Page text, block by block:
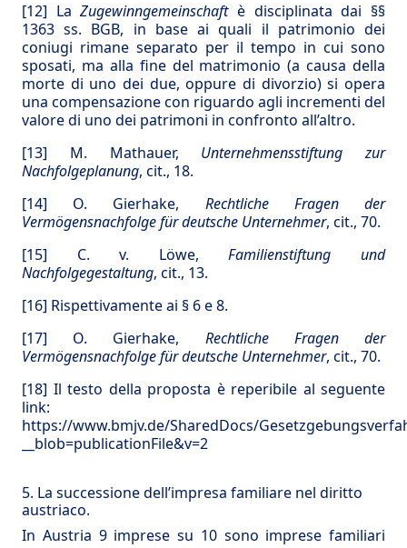
[12] LaZugewinngemeinschaftè disciplinata dai §§
1363 ss. BGB, in base ai quali il patrimonio dei
coniugi rimane separato per il tempo in cui sono
sposati, ma alla fine del matrimonio (a causa della
morte di uno dei due, oppure di divorzio) si opera
una compensazione con riguardo agli incrementi del
valore di uno dei patrimoni in confronto all’altro.
[13] M. Mathauer, Unternehmensstiftung zur
Nachfolgeplanung, cit., 18.
[14] O. Gierhake, Rechtliche Fragen der
Vermögensnachfolge für deutsche Unternehmer, cit., 70.
[15] C. v. Löwe,Familienstiftung und
Nachfolgegestaltung, cit., 13.
[16] Rispettivamente ai § 6 e 8.
[17] O. Gierhake, Rechtliche Fragen der
Vermögensnachfolge für deutsche Unternehmer, cit., 70.
[18] Il testo della proposta è reperibile al seguente
link:
https://www.bmjv.de/SharedDocs/
__blob=publicationFile&v=2
5. La successione dell’impresa familiare nel diritto
austriaco.
In Austria 9 imprese su 10 sono imprese familiari